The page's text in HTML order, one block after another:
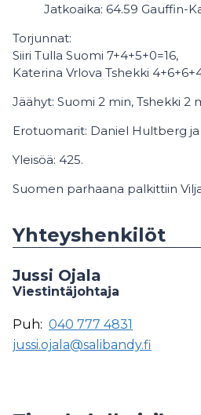
Jatkoaika: 64.59 Gauffin-
Torjunnat:
Siiri Tulla Suomi 7+4+5+0=16,
Katerina Vrlova Tshekki
Jäähyt: Suomi 2 min, Tshekki 2
Erotuomarit: Daniel Hultberg ja
Yleisöä: 425.
Suomen parhaana palkittiin
Yhteyshenkilöt
Jussi Ojala
Viestintäjohtaja
Puh: 040 777 4831
jussi.ojala@salibandy.fi